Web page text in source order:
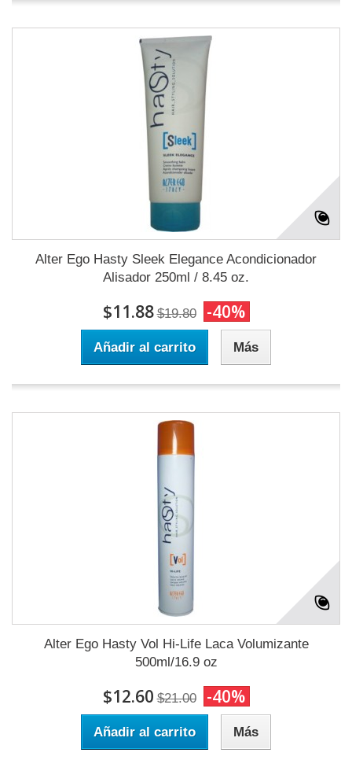
Alter Ego Hasty Sleek Elegance Acondicionador
Alisador 250ml / 8.45 oz.
$11.88 $19.80 -40%
Añadir al carrito Más
Alter Ego Hasty Vol Hi-Life Laca Volumizante
500ml/16.9 oz
$12.60 $21.00 -40%
Añadir al carrito Más